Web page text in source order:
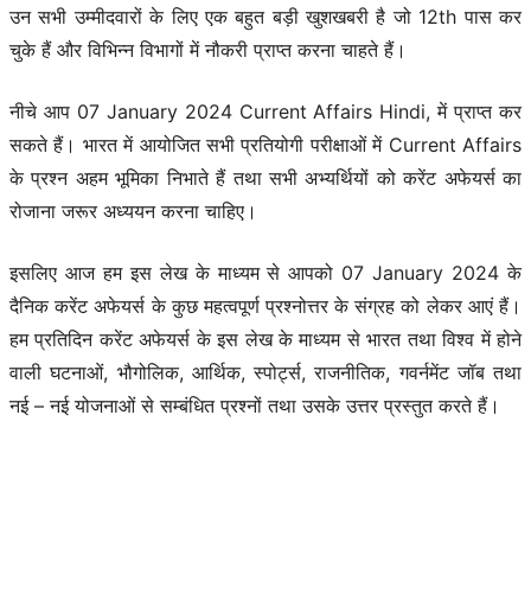
उन सभी उम्मीदवारों के लिए एक बहुत बड़ी खुशखबरी है जो 12th पास कर
चुके हैं और विभिन्न विभागों में नौकरी प्राप्त करना चाहते हैं।
नीचे आप 07 January 2024 Current Affairs Hindi, में प्राप्त कर
सकते हैं। भारत में आयोजित सभी प्रतियोगी परीक्षाओं में Current Affairs
के प्रश्न अहम भूमिका निभाते हैं तथा सभी अभ्यर्थियों को करेंट अफेयर्स का
रोजाना जरूर अध्ययन करना चाहिए।
इसलिए आज हम इस लेख के माध्यम से आपको 07 January 2024 के
दैनिक करेंट अफेयर्स के कुछ महत्वपूर्ण प्रश्नोत्तर के संग्रह को लेकर आएं हैं।
हम प्रतिदिन करेंट अफेयर्स के इस लेख के माध्यम से भारत तथा विश्व में होने
वाली घटनाओं, भौगोलिक, आर्थिक, स्पोर्ट्स, राजनीतिक, गवर्नमेंट जॉब तथा
नई – नई योजनाओं से सम्बंधित प्रश्नों तथा उसके उत्तर प्रस्तुत करते हैं।